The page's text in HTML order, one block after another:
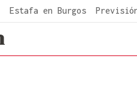
Estafa en Burgos